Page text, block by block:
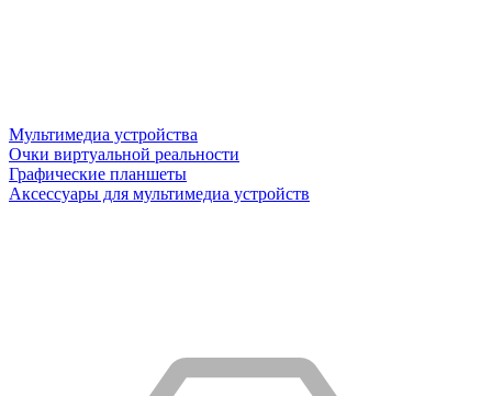
Мультимедиа устройства
Очки виртуальной реальности
Графические планшеты
Аксессуары для мультимедиа устройств